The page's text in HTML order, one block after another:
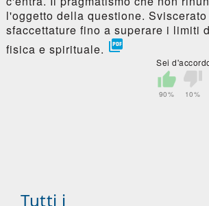
l'oggetto della questione.
sfaccettature fino a superare i limiti
fisica e spirituale. 
Sei
90% 10%
Tutti i